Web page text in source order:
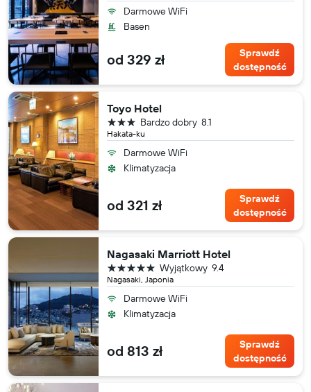
Darmowe WiFi
Basen
od 329 zł
Sprawdź
dostępność
Toyo Hotel
Hakata-ku
8.1
Bardzo dobry
3 gwiazdki
Darmowe WiFi
Klimatyzacja
od 321 zł
Sprawdź
dostępność
Nagasaki Marriott Hotel
Nagasaki, Japonia
9.4
Wyjątkowy
5 gwiazdek
Darmowe WiFi
Klimatyzacja
od 813 zł
Sprawdź
dostępność